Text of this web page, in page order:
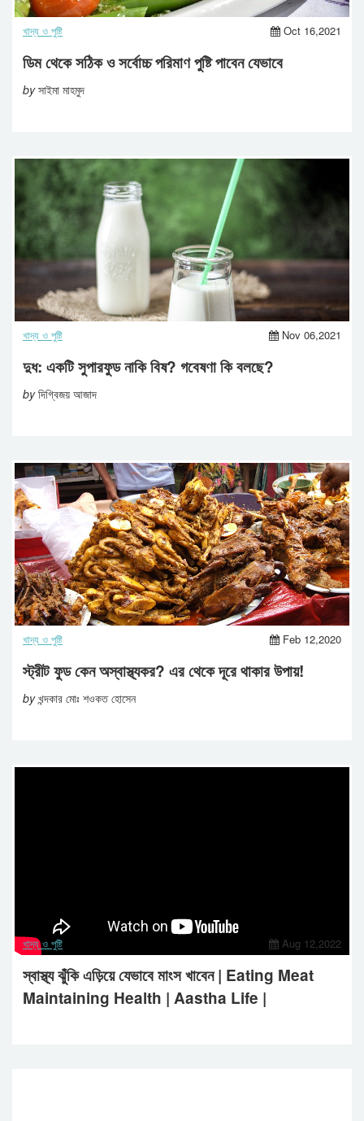
খাদ্য ও পুষ্টি Oct 16,2021
ডিম থেকে সঠিক ও সর্বোচ্চ পরিমাণ পুষ্টি পাবেন যেভাবে
byসাইমা মাহমুদ
খাদ্য ও পুষ্টি Nov 06,2021
দুধ: একটি সুপারফুড নাকি বিষ? গবেষণা কি বলছে?
byদিগ্বিজয় আজাদ
খাদ্য ও পুষ্টি Feb 12,2020
স্ট্রীট ফুড কেন অস্বাস্থ্যকর? এর থেকে দূরে থাকার উপায়!
byখন্দকার মোঃ শওকত হোসেন
খাদ্য ও পুষ্টি Aug 12,2022
স্বাস্থ্য ঝুঁকি এড়িয়ে যেভাবে মাংস খাবেন | Eating Meat
Maintaining Health | Aastha Life |